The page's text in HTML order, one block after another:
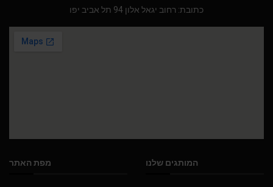
כתובת: רחוב יגאל אלון 94 תל אביב יפו
המותגים שלנו מפת האתר